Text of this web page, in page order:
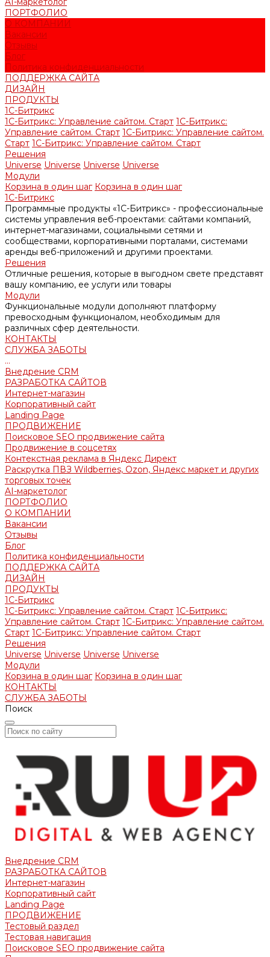
ПОРТФОЛИО
О КОМПАНИИ
Вакансии
Отзывы
Блог
Политика конфиденциальности
ПОДДЕРЖКА САЙТА
ДИЗАЙН
ПРОДУКТЫ
1С-Битрикс
1С-Битрикс: Управление сайтом. Старт 1С-Битрикс:
Управление сайтом. Старт 1С-Битрикс: Управление сайтом.
Старт 1С-Битрикс: Управление сайтом. Старт
Решения
Universe Universe Universe Universe
Модули
Корзина в один шаг Корзина в один шаг
1С-Битрикс
Программные продукты «1С-Битрикс» - профессиональные
системы управления веб-проектами: сайтами компаний,
интернет-магазинами, социальными сетями и
сообществами, корпоративными порталами, системами
аренды веб-приложений и другими проектами.
Решения
Отличные решения, которые в выгодном свете представят
вашу компанию, ее услуги или товары
Модули
Функциональные модули дополняют платформу
превосходным функционалом, необходимым для
различных сфер деятельности.
КОНТАКТЫ
СЛУЖБА ЗАБОТЫ
...
Внедрение CRM
РАЗРАБОТКА САЙТОВ
Интернет-магазин
Корпоративный сайт
Landing Page
ПРОДВИЖЕНИЕ
Поисковое SEO продвижение сайта
Продвижение в соцсетях
Контекстная реклама в Яндекс Директ
Раскрутка ПВЗ Wildberries, Ozon, Яндекс маркет и других
торговых точек
AI-маркетолог
ПОРТФОЛИО
О КОМПАНИИ
Вакансии
Отзывы
Блог
Политика конфиденциальности
ПОДДЕРЖКА САЙТА
ДИЗАЙН
ПРОДУКТЫ
1С-Битрикс
1С-Битрикс: Управление сайтом. Старт 1С-Битрикс:
Управление сайтом. Старт 1С-Битрикс: Управление сайтом.
Старт 1С-Битрикс: Управление сайтом. Старт
Решения
Universe Universe Universe Universe
Модули
Корзина в один шаг Корзина в один шаг
КОНТАКТЫ
СЛУЖБА ЗАБОТЫ
Поиск
Внедрение CRM
РАЗРАБОТКА САЙТОВ
Интернет-магазин
Корпоративный сайт
Landing Page
ПРОДВИЖЕНИЕ
Тестовый раздел
Тестовая навигация
Поисковое SEO продвижение сайта